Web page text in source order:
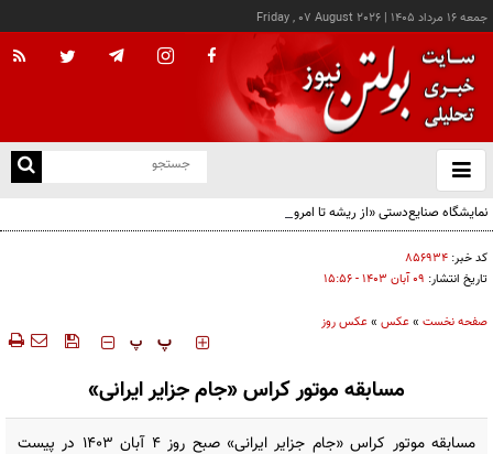
جمعه ۱۶ مرداد ۱۴۰۵ |
Friday , 07 August 2026
باز
و
نمایشگاه صنایع‌دستی «از ریشه تا امروز» - کرج
کد خبر: ۸۵۶۹۳۴
تاریخ انتشار: ۰۹ آبان ۱۴۰۳ - ۱۵:۵۶
صفحه نخست »عکس »عکس روز
‍‍‍ پ پ
مسابقه موتور کراس «جام جزایر ایرانی»
مسابقه موتور کراس «جام جزایر ایرانی» صبح روز ۴ آبان ۱۴۰۳ در پیست